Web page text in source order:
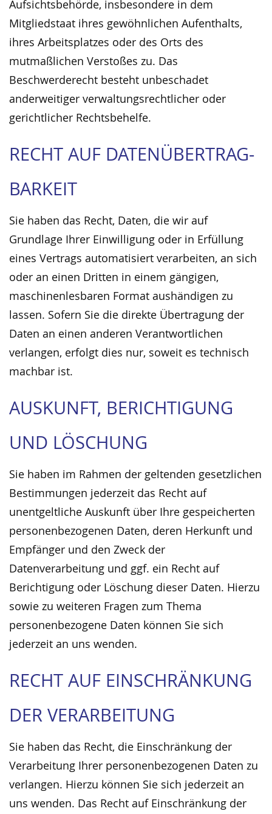
Aufsichtsbehörde, insbesondere in dem
Mitgliedstaat ihres gewöhnlichen Aufenthalts,
ihres Arbeitsplatzes oder des Orts des
mutmaßlichen Verstoßes zu. Das
Beschwerderecht besteht unbeschadet
anderweitiger verwaltungsrechtlicher oder
gerichtlicher Rechtsbehelfe.
RECHT AUF DATEN­ÜBERTRAG­
BARKEIT
Sie haben das Recht, Daten, die wir auf
Grundlage Ihrer Einwilligung oder in Erfüllung
eines Vertrags automatisiert verarbeiten, an sich
oder an einen Dritten in einem gängigen,
maschinenlesbaren Format aushändigen zu
lassen. Sofern Sie die direkte Übertragung der
Daten an einen anderen Verantwortlichen
verlangen, erfolgt dies nur, soweit es technisch
machbar ist.
AUSKUNFT, BERICHTIGUNG
UND LÖSCHUNG
Sie haben im Rahmen der geltenden gesetzlichen
Bestimmungen jederzeit das Recht auf
unentgeltliche Auskunft über Ihre gespeicherten
personenbezogenen Daten, deren Herkunft und
Empfänger und den Zweck der
Datenverarbeitung und ggf. ein Recht auf
Berichtigung oder Löschung dieser Daten. Hierzu
sowie zu weiteren Fragen zum Thema
personenbezogene Daten können Sie sich
jederzeit an uns wenden.
RECHT AUF EINSCHRÄNKUNG
DER VERARBEITUNG
Sie haben das Recht, die Einschränkung der
Verarbeitung Ihrer personenbezogenen Daten zu
verlangen. Hierzu können Sie sich jederzeit an
uns wenden. Das Recht auf Einschränkung der